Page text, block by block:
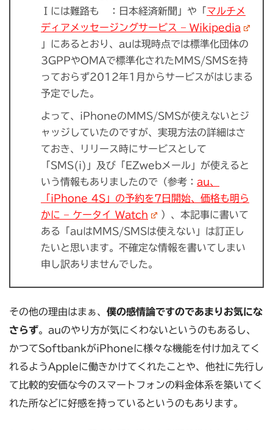
Ｉには難路も ：日本経済新聞」や「マルチメ
ディアメッセージングサービス – Wikipedia
」にあるとおり、auは現時点では標準化団体の
3GPPやOMAで標準化されたMMS/SMSを持
っておらず2012年1月からサービスがはじまる
予定でした。
よって、iPhoneのMMS/SMSが使えないとジ
ャッジしていたのですが、実現方法の詳細はさ
ておき、リリース時にサービスとして
「SMS(i)」及び「EZwebメール」が使えると
いう情報もありましたので（参考： au、
「iPhone 4S」の予約を7日開始、価格も明ら
かに – ケータイ Watch
）、本記事に書いて
ある「auはMMS/SMSは使えない」は訂正し
たいと思います。不確定な情報を書いてしまい
申し訳ありませんでした。
その他の理由はまぁ、 僕の感情論ですのであまりお気にな
さらず。auのやり方が気にくわないというのもあるし、
かつてSoftbankがiPhoneに様々な機能を付け加えてく
れるようAppleに働きかけてくれたことや、他社に先行し
て比較的安価な今のスマートフォンの料金体系を築いてく
れた所などに好感を持っているというのもあります。